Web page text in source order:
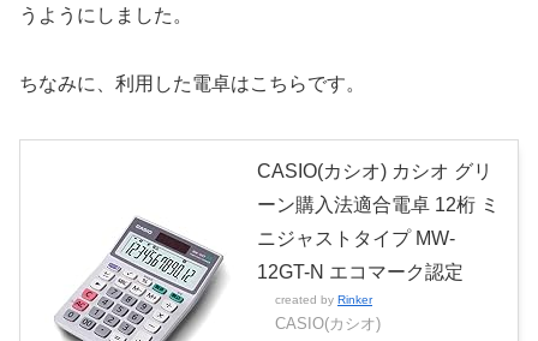
うようにしました。
ちなみに、利用した電卓はこちらです。
CASIO(カシオ) カシオ グリ
ーン購入法適合電卓 12桁 ミ
ニジャストタイプ MW-
12GT-N エコマーク認定
created by Rinker
CASIO(カシオ)